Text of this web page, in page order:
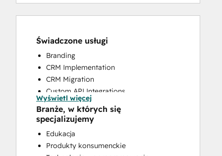
Świadczone usługi
Branding
CRM Implementation
CRM Migration
Custom API Integrations
Customer Marketing
Paid Advertising
Programmable Automation
Sales and Marketing Alignment
Website Design
Wyświetl więcej
Branże, w których się
specjalizujemy
Edukacja
Produkty konsumenckie